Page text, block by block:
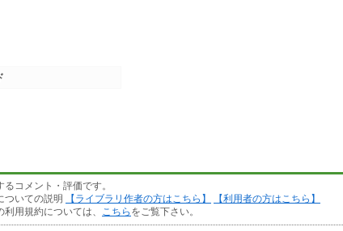
るコメント・評価です。
ついての説明
【ライブラリ作者の方はこちら】
【利用者の方はこちら】
用規約については、
こちら をご覧下さい。